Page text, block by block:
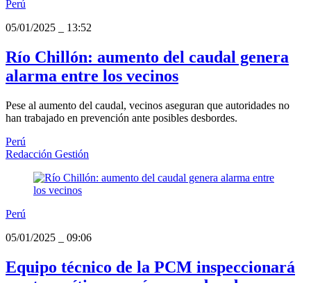
Perú
05/01/2025
13:52
Río Chillón: aumento del caudal genera
alarma entre los vecinos
Pese al aumento del caudal, vecinos aseguran que autoridades no
han trabajado en prevención ante posibles desbordes.
Perú
Redacción Gestión
Perú
05/01/2025
09:06
Equipo técnico de la PCM inspeccionará